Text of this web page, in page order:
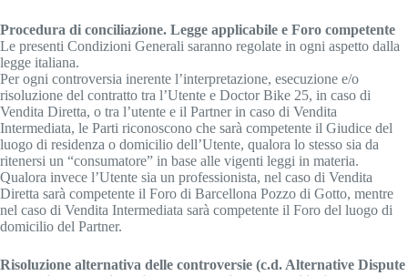
Procedura di conciliazione. Legge applicabile e Foro competente
Le presenti Condizioni Generali saranno regolate in ogni aspetto dalla
legge italiana.
Per ogni controversia inerente l’interpretazione, esecuzione e/o
risoluzione del contratto tra l’Utente e Doctor Bike 25, in caso di
Vendita Diretta, o tra l’utente e il Partner in caso di Vendita
Intermediata, le Parti riconoscono che sarà competente il Giudice del
luogo di residenza o domicilio dell’Utente, qualora lo stesso sia da
ritenersi un “consumatore” in base alle vigenti leggi in materia.
Qualora invece l’Utente sia un professionista, nel caso di Vendita
Diretta sarà competente il Foro di Barcellona Pozzo di Gotto, mentre
nel caso di Vendita Intermediata sarà competente il Foro del luogo di
domicilio del Partner.
Risoluzione alternativa delle controversie (c.d. Alternative Dispute